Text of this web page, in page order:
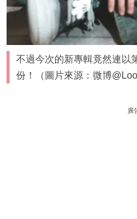
不過今次的新專輯竟然連以
份！（圖片來源：微博
廣